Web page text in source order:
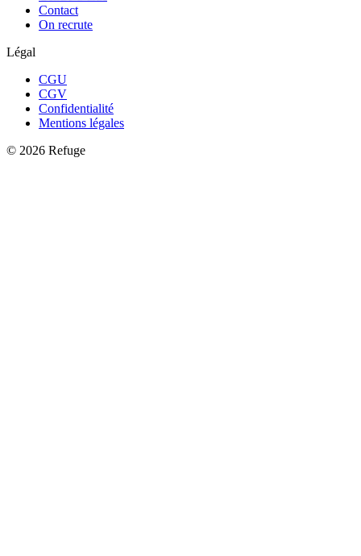
Contact
On recrute
Légal
CGU
CGV
Confidentialité
Mentions légales
© 2026 Refuge